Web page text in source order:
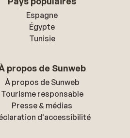
Espagne
Égypte
Tunisie
propos de Sunweb
À propos de Sunweb
Tourisme responsable
Presse & médias
d'accessibilité